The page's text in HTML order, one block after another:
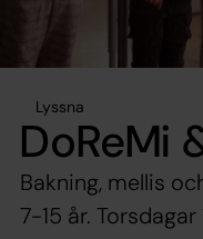
Lyssna
DoReMi
Bakning, mellis
7-15 år.